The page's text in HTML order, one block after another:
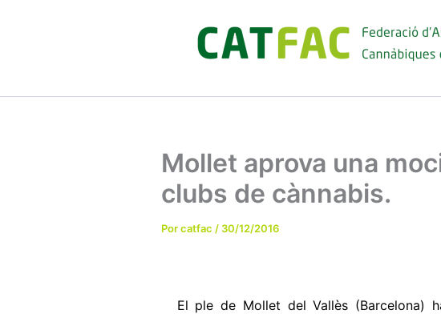
Mollet aprova una
clubs de cànnabis.
Porcatfac / 30/12/2016
El ple de Mollet del Vallès (Barcelona)